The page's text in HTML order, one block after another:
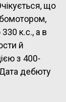
що
к.с., а в
й
з 400-
дебюту